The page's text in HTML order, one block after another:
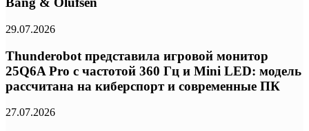
29.07.2026
Thunderobot представила игровой монитор
25Q6A Pro с частотой 360 Гц и Mini LED: модель
рассчитана на киберспорт и современные ПК
27.07.2026